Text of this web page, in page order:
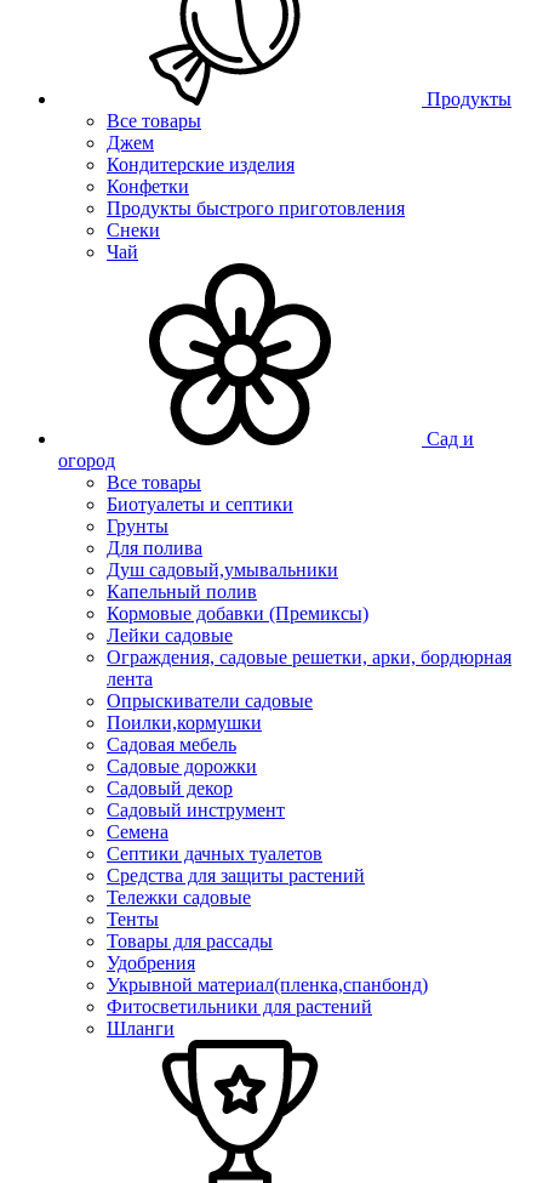
Продукты
Все товары
Джем
Кондитерские изделия
Конфетки
Продукты быстрого приготовления
Снеки
Чай
Сад и
огород
Все товары
Биотуалеты и септики
Грунты
Для полива
Душ садовый,умывальники
Капельный полив
Кормовые добавки (Премиксы)
Лейки садовые
Ограждения, садовые решетки, арки, бордюрная
лента
Опрыскиватели садовые
Поилки,кормушки
Садовая мебель
Садовые дорожки
Садовый декор
Садовый инструмент
Семена
Септики дачных туалетов
Средства для защиты растений
Тележки садовые
Тенты
Товары для рассады
Удобрения
Укрывной материал(пленка,спанбонд)
Фитосветильники для растений
Шланги